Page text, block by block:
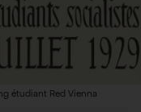
étudiant Red Vienna